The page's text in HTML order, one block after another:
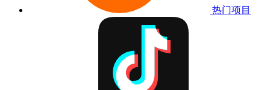
热门项目